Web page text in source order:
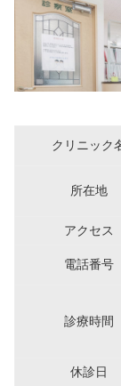
クリニック
所在地
アクセス
電話番号
診療時間
休診日